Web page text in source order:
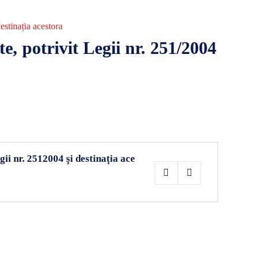
acestora
potrivit Legii nr. 251/2004
nr. 2512004 şi destinaţia ace